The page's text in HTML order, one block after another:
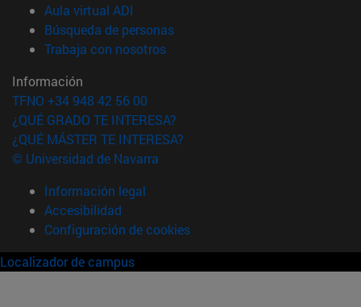
Aula virtual ADI
Búsqueda de personas(abre en nueva ventana)
Trabaja con nosotros(abre en nueva ventana)
Información
TFNO +34 948 42 56 00
¿QUÉ GRADO TE INTERESA?
¿QUÉ MÁSTER TE INTERESA?
© Universidad de Navarra
Información legal
Accesibilidad
Configuración de cookies
Localizador de campus